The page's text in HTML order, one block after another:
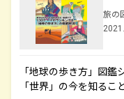
旅の
「地球の歩き方」図
「世界」の今を知るこ